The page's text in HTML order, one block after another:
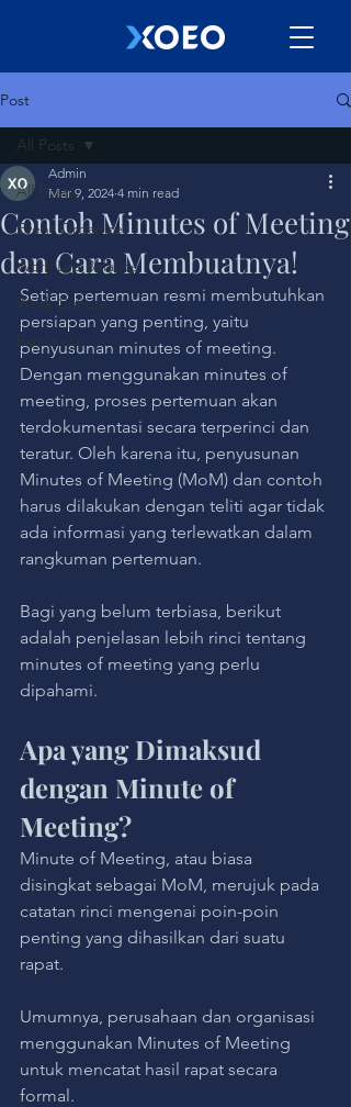
Post
All Posts
Event Organizer
Work Life Balance
Work Culture
All Posts
Contoh Minutes of Meeting
dan Cara Membuatnya!
Admin
Mar 9, 2024 4 min read
Setiap pertemuan resmi membutuhkan
persiapan yang penting, yaitu
penyusunan minutes of meeting.
Dengan menggunakan minutes of
meeting, proses pertemuan akan
terdokumentasi secara terperinci dan
teratur. Oleh karena itu, penyusunan
Minutes of Meeting (MoM) dan contoh
harus dilakukan dengan teliti agar tidak
ada informasi yang terlewatkan dalam
rangkuman pertemuan.
Bagi yang belum terbiasa, berikut
adalah penjelasan lebih rinci tentang
minutes of meeting yang perlu
dipahami.
Apa yang Dimaksud
dengan Minute of
Meeting?
Minute of Meeting, atau biasa
disingkat sebagai MoM, merujuk pada
catatan rinci mengenai poin-poin
penting yang dihasilkan dari suatu
rapat.
Umumnya, perusahaan dan organisasi
menggunakan Minutes of Meeting
untuk mencatat hasil rapat secara
formal.